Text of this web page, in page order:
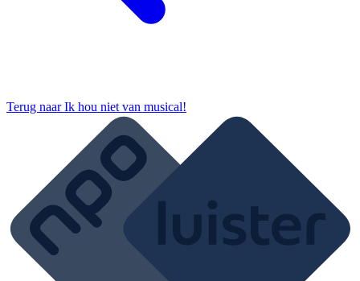
Terug naarIk hou niet van musical!